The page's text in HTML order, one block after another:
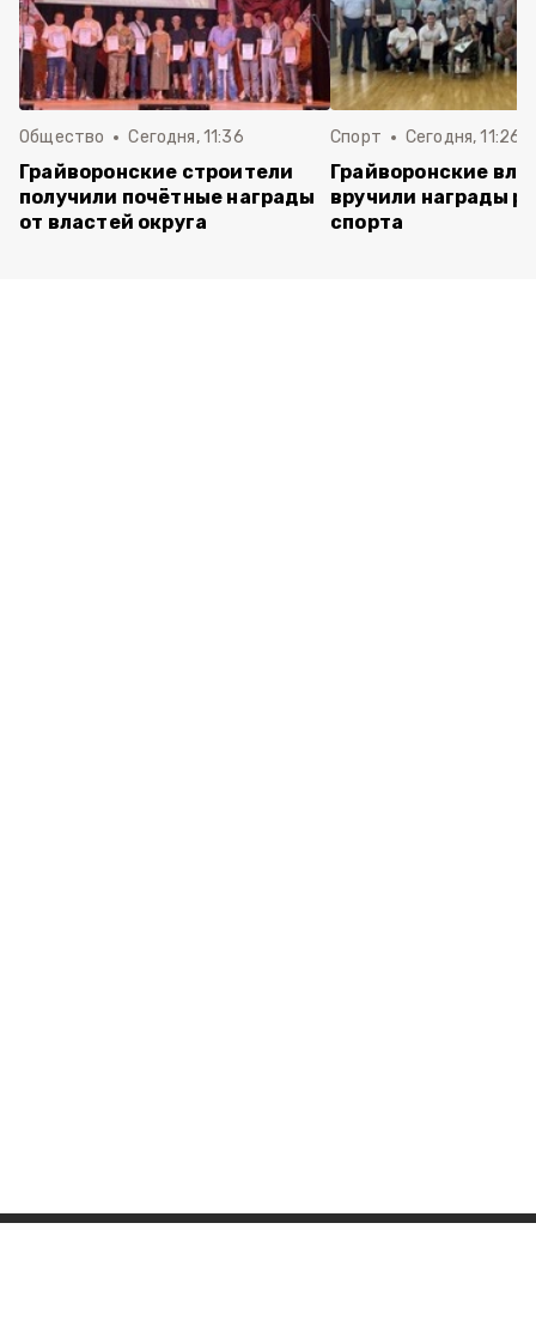
Общество Сегодня, 11:36
Грайворонские строители
получили почётные награды
от властей округа
Спорт Сегодня, 11:26
Грайворонские
вручили награды
спорта